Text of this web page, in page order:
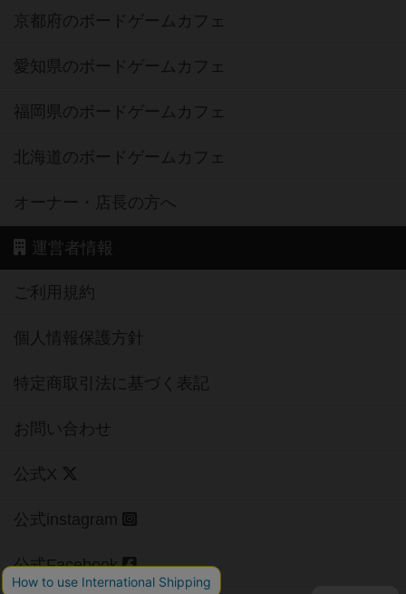
京都府のボードゲームカフェ
愛知県のボードゲームカフェ
福岡県のボードゲームカフェ
北海道のボードゲームカフェ
オーナー・店長の方へ
運営者情報
ご利用規約
個人情報保護方針
特定商取引法に基づく表記
お問い合わせ
公式X
公式instagram
公式Facebook